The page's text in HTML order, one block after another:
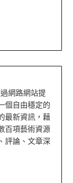
網路網站提
個自由穩定的
最新資訊，藉
百項藝術資源
評論、文章深